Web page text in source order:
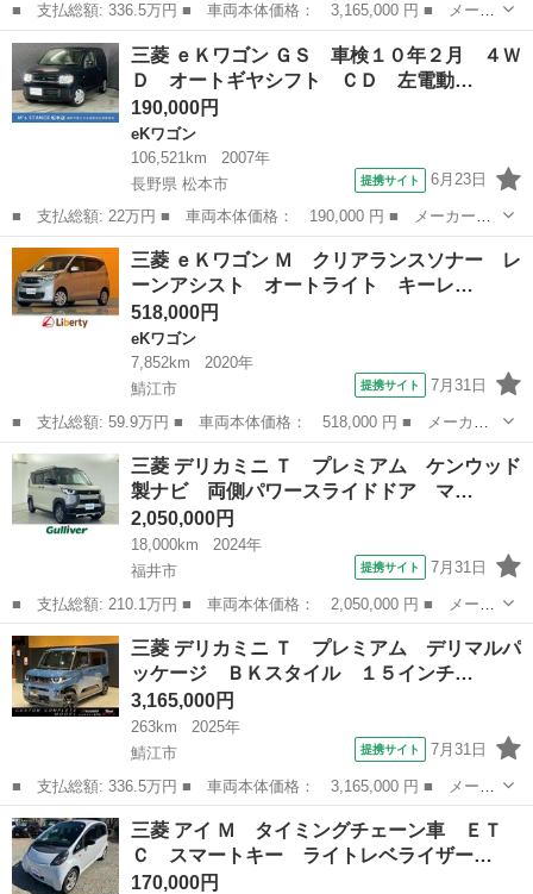
■ 支払総額: 336.5万円 ■ 車両本体価格： 3,165,000 円 ■ メーカ
ー名： 三菱 ■ 車種名： デリカミニ ■ グレード名： Ｔ プレ
ミアム デリマルパッケージ ＢＫスタイル １５インチホイール
オープン...
福井 鯖江市 三菱
三菱 ｅＫワゴン ＧＳ 車検１０年２月 ４Ｗ
Ｄ オートギヤシフト ＣＤ 左電動…
190,000円
eKワゴン
106,521km
2007年
長野県 松本市
提携サイト 6月23日
■ 支払総額: 22万円 ■ 車両本体価格： 190,000 円 ■ メーカー
名： 三菱 ■ 車種名： ｅＫワゴン ■ グレード名： ＧＳ 車検
１０年２月 ４ＷＤ オートギヤシフト ＣＤ 左電動スライドド
ア ＡＢＳ ＳＲＳ...
長野 松本市 eKワゴン
三菱 ｅＫワゴン Ｍ クリアランスソナー レ
ーンアシスト オートライト キーレ…
518,000円
eKワゴン
7,852km
2020年
鯖江市
提携サイト 7月31日
■ 支払総額: 59.9万円 ■ 車両本体価格： 518,000 円 ■ メーカー
名： 三菱 ■ 車種名： ｅＫワゴン ■ グレード名： Ｍ クリア
ランスソナー レーンアシスト オートライト キーレスエントリ
ー 電動格納ミ...
福井 鯖江市 eKワゴン
三菱 デリカミニ Ｔ プレミアム ケンウッド
製ナビ 両側パワースライドドア マ…
2,050,000円
18,000km
2024年
福井市
提携サイト 7月31日
■ 支払総額: 210.1万円 ■ 車両本体価格： 2,050,000 円 ■ メーカ
ー名： 三菱 ■ 車種名： デリカミニ ■ グレード名： Ｔ プレ
ミアム ケンウッド製ナビ 両側パワースライドドア マイパイロッ
ト 全周...
福井 福井市 三菱
三菱 デリカミニ Ｔ プレミアム デリマルパ
ッケージ ＢＫスタイル １５インチ…
3,165,000円
263km
2025年
鯖江市
提携サイト 7月31日
■ 支払総額: 336.5万円 ■ 車両本体価格： 3,165,000 円 ■ メーカ
ー名： 三菱 ■ 車種名： デリカミニ ■ グレード名： Ｔ プレ
ミアム デリマルパッケージ ＢＫスタイル １５インチホイール
オープン...
福井 鯖江市 三菱
三菱 アイ Ｍ タイミングチェーン車 ＥＴ
Ｃ スマートキー ライトレベライザー…
170,000円